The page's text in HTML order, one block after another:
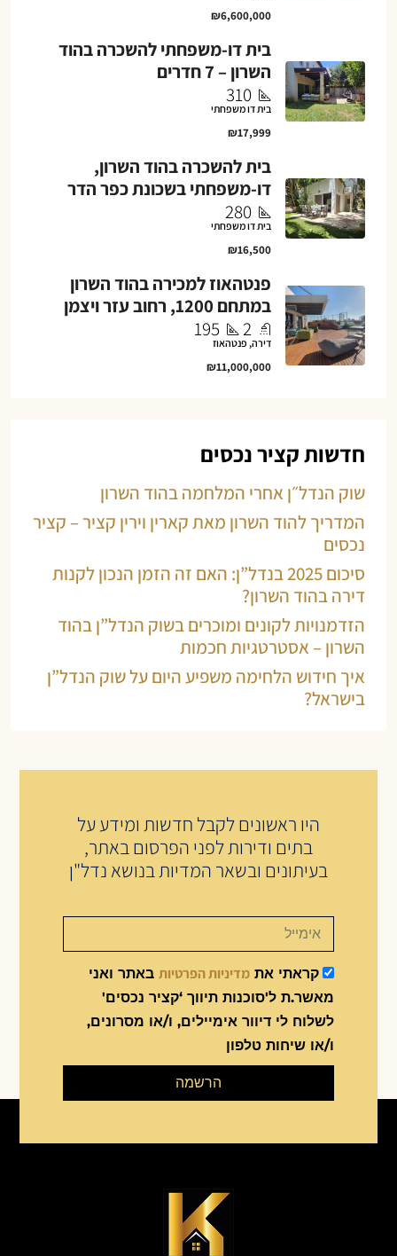
₪6,600,000
בית דו-משפחתי להשכרה בהוד
השרון – 7 חדרים
310
בית דו משפחתי
₪17,999
בית להשכרה בהוד השרון,
דו-משפחתי בשכונת כפר הדר
280
בית דו משפחתי
₪16,500
פנטהאוז למכירה בהוד השרון
במתחם 1200, רחוב עזר ויצמן
2
195
דירה, פנטהאוז
₪11,000,000
חדשות קציר נכסים
שוק הנדל״ן אחרי המלחמה בהוד השרון
המדריך להוד השרון מאת קארין וירין קציר – קציר
נכסים
סיכום 2025 בנדל”ן: האם זה הזמן הנכון לקנות
דירה בהוד השרון?
הזדמנויות לקונים ומוכרים בשוק הנדל”ן בהוד
השרון – אסטרטגיות חכמות
איך חידוש הלחימה משפיע היום על שוק הנדל”ן
בישראל?
היו ראשונים לקבל חדשות ומידע על
בתים ודירות לפני הפרסום באתר,
בעיתונים ובשאר המדיות בנושא נדל"ן
קראתי את מדיניות הפרטיות באתר ואני
מאשר.ת ל'סוכנות תיווך ‘קציר נכסים'
לשלוח לי דיוור אימיילים, ו/או מסרונים,
ו/או שיחות טלפון
הרשמה